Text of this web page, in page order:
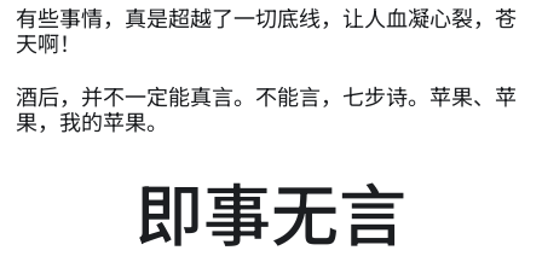
有些事情，真是超越了一切底线，让人血凝心裂，苍
天啊！
酒后，并不一定能真言。不能言，七步诗。苹果、苹
果，我的苹果。
即事无言